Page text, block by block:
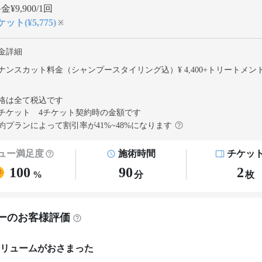
¥9,900/1回
ット(¥5,775) ※
詳細
ンスカット料金（シャンプースタイリング込）¥ 4,400+ トリートメン
は全て税込です
ケット 4チケット契約時の金額です
プランによって割引率が41%~48%になります
ー満足度
100 %
施術時間
90分
チケット
2枚
のお客様評価
ュームがおさまった